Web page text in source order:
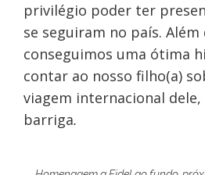
privilégio poder ter
se seguiram no país. Além
conseguimos uma ótima
contar ao nosso filho(a)
viagem internacional
barriga.